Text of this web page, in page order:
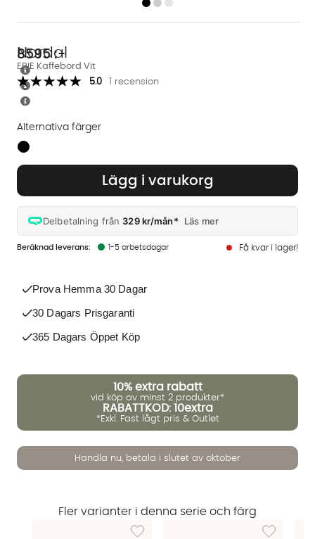
ERIE Kaffebord Vit
Nordal
5.0 1 recension
8595:-
Lägg i varukorg
Delbetalning från 329 kr/mån* Läs mer
1-5 arbetsdagar Få kvar i lager!
Alternativa färger
Finns även i dessa färger:
Prova Hemma 30 Dagar
30 Dagars Prisgaranti
365 Dagars Öppet Köp
10% extra rabatt
vid köp av minst 2 produkter*
RABATTKOD: 10extra
*Exkl. Fast lågt pris & Outlet
Handla nu, betala i slutet av oktober
Fler varianter i denna serie och färg
Lägg till i önskelista: ERIE Matbord VitLägg till i
sparas i upp till 24 timmar för att kunna hjälpa dig. Vi delar
inte dina uppgifter med tredje part. Läs mer i vår